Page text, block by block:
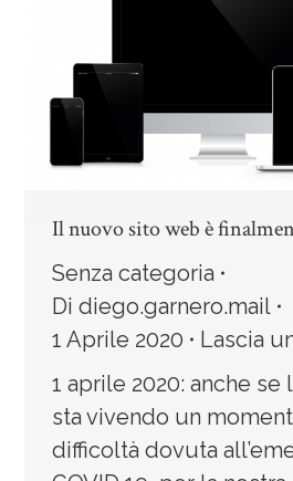
Il nuovo sito web è
Senza categoria
Di diego.garnero.mail
1 Aprile 2020
Lascia
1 aprile 2020: anche se
sta vivendo un
difficoltà dovuta